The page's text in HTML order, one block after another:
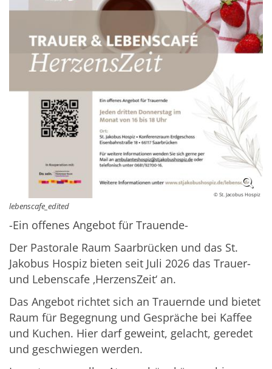
© St. Jacobus Hospiz
lebenscafe_edited
-Ein offenes Angebot für Trauende-
Der Pastorale Raum Saarbrücken und das St.
Jakobus Hospiz bieten seit Juli 2026 das Trauer-
und Lebenscafe ‚HerzensZeit‘ an.
Das Angebot richtet sich an Trauernde und bietet
Raum für Begegnung und Gespräche bei Kaffee
und Kuchen. Hier darf geweint, gelacht, geredet
und geschwiegen werden.